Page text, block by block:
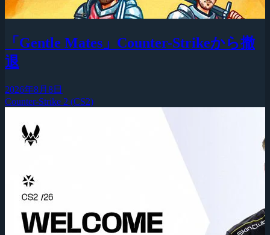
「Gentle Mates」Counter-Strikeから撤
退
2026年8月8日
Counter-Strike 2 (CS2)